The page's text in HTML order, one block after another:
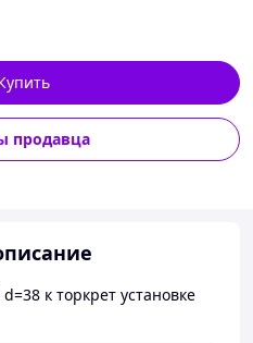
продавца
к торкрет установке